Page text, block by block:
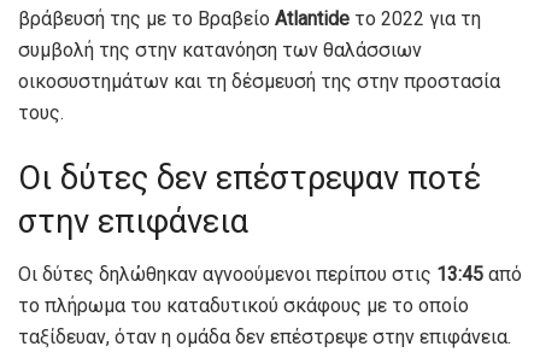
βράβευσή της με το Βραβείο Atlantide το 2022 για τη
συμβολή της στην κατανόηση των θαλάσσιων
οικοσυστημάτων και τη δέσμευσή της στην προστασία
τους.
Οι δύτες δεν επέστρεψαν ποτέ
στην επιφάνεια
Οι δύτες δηλώθηκαν αγνοούμενοι περίπου στις 13:45 από
το πλήρωμα του καταδυτικού σκάφους με το οποίο
ταξίδευαν, όταν η ομάδα δεν επέστρεψε στην επιφάνεια.